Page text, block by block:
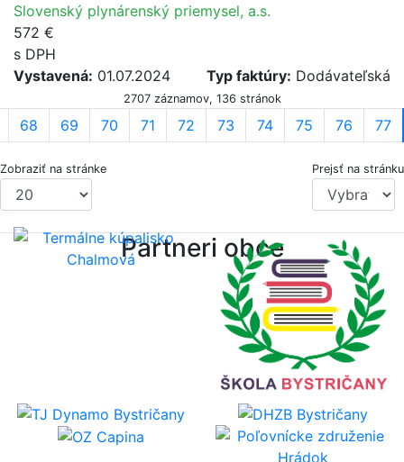
Slovenský plynárenský priemysel, a.s.
572 €
s DPH
Vystavená: 01.07.2024 Typ faktúry: Dodávateľská
2707 záznamov, 136 stránok
68 69 70 71 72 73 74 75 76 77
Zobraziť na stránke Prejsť na stránku
Partneri obce